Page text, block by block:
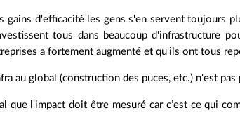
gains d'efficacité les gens s'en servent toujours
tous dans beaucoup d'infrastructure
a fortement augmenté et qu'ils ont tous
au global (construction des puces, etc.) n'est
que l'impact doit être mesuré car c’est ce qui